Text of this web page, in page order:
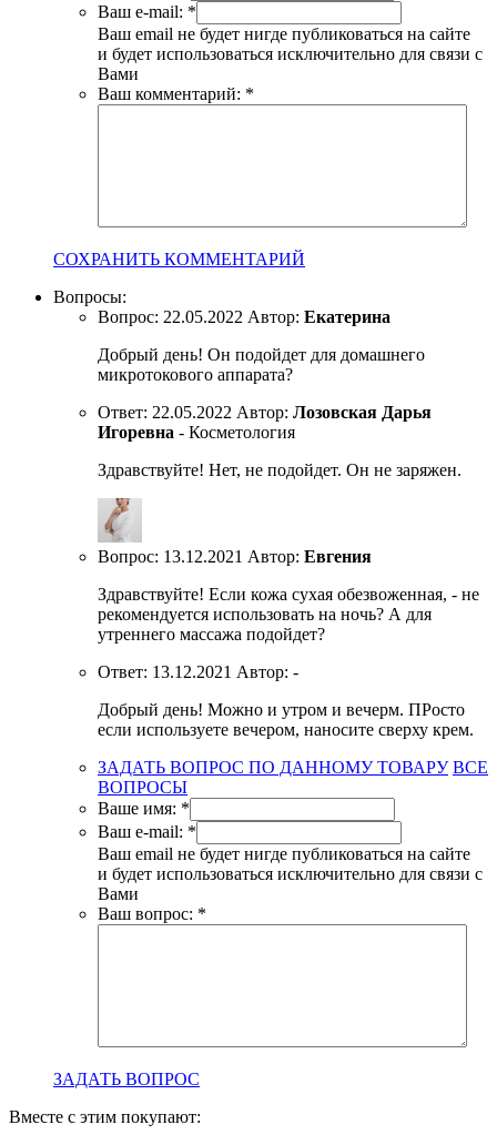
Ваш e-mail: *
Ваш email не будет нигде публиковаться на сайте
и будет использоваться исключительно для связи с
Вами
Ваш комментарий: *
СОХРАНИТЬ КОММЕНТАРИЙ
Вопросы:
Вопрос: 22.05.2022 Автор: Екатерина
Добрый день! Он подойдет для домашнего
микротокового аппарата?
Ответ: 22.05.2022 Автор: Лозовская Дарья
Игоревна - Косметология
Здравствуйте! Нет, не подойдет. Он не заряжен.
Вопрос: 13.12.2021 Автор: Евгения
Здравствуйте! Если кожа сухая обезвоженная, - не
рекомендуется использовать на ночь? А для
утреннего массажа подойдет?
Ответ: 13.12.2021 Автор: -
Добрый день! Можно и утром и вечерм. ПРосто
если используете вечером, наносите сверху крем.
ЗАДАТЬ ВОПРОС ПО ДАННОМУ ТОВАРУ ВСЕ
ВОПРОСЫ
Ваше имя: *
Ваш e-mail: *
Ваш email не будет нигде публиковаться на сайте
и будет использоваться исключительно для связи с
Вами
Ваш вопрос: *
ЗАДАТЬ ВОПРОС
Вместе с этим покупают: